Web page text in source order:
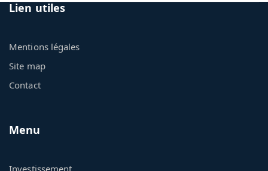
Lien utiles
Mentions légales
Site map
Contact
Menu